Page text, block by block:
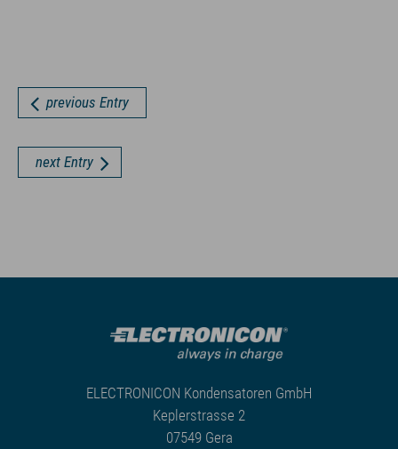
previous Entry
next Entry
ELECTRONICON Kondensatoren GmbH
Keplerstrasse 2
07549 Gera